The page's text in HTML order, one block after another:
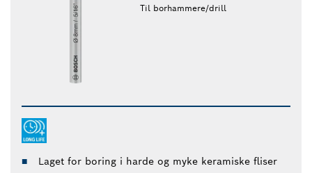
Til borhammere/drill
Laget for boring i harde og myke keramiske fliser